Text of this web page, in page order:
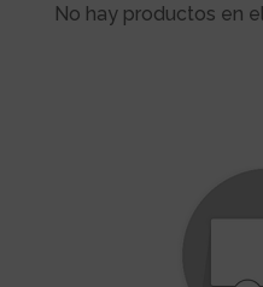
hasta
No hay productos en